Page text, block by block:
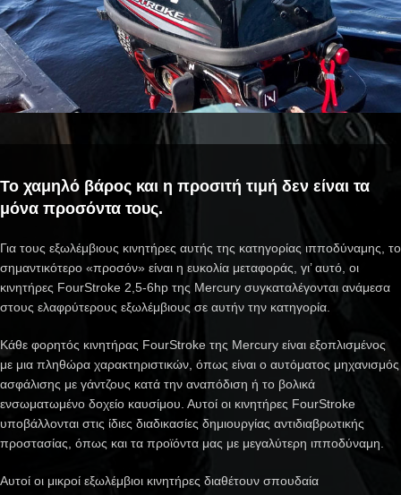
Το χαμηλό βάρος και η προσιτή τιμή δεν είναι τα
μόνα προσόντα τους.
Για τους εξωλέμβιους κινητήρες αυτής της κατηγορίας ιπποδύναμης, το
σημαντικότερο «προσόν» είναι η ευκολία μεταφοράς, γι’ αυτό, οι
κινητήρες FourStroke 2,5-6hp της Mercury συγκαταλέγονται ανάμεσα
στους ελαφρύτερους εξωλέμβιους σε αυτήν την κατηγορία.
Κάθε φορητός κινητήρας FourStroke της Mercury είναι εξοπλισμένος
με μια πληθώρα χαρακτηριστικών, όπως είναι ο αυτόματος μηχανισμός
ασφάλισης με γάντζους κατά την αναπόδιση ή το βολικά
ενσωματωμένο δοχείο καυσίμου. Αυτοί οι κινητήρες FourStroke
υποβάλλονται στις ίδιες διαδικασίες δημιουργίας αντιδιαβρωτικής
προστασίας, όπως και τα προϊόντα μας με μεγαλύτερη ιπποδύναμη.
Αυτοί οι μικροί εξωλέμβιοι κινητήρες διαθέτουν σπουδαία